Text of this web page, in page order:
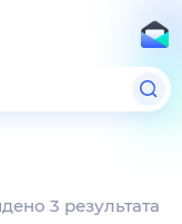
3 результата